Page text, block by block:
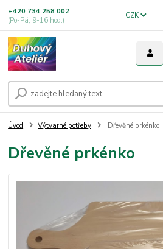
CZK
+420 734 258 002
(Po-Pá, 9-16 hod.)
Úvod Výtvarné potřeby Dřevěné prkénko
Dřevěné prkénko